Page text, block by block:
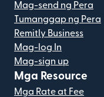
Mag-send ng Pera
Tumanggap ng Pera
Remitly Business
Mag-log In
Mag-sign up
Mga Resource
Mga Rate at Fee